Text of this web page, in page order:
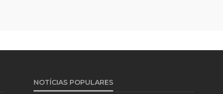
NOTÍCIAS POPULARES